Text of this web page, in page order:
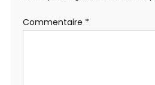
Commentaire *